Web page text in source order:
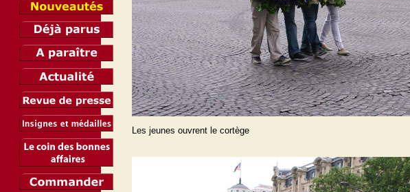
Les jeunes ouvrent le cortège